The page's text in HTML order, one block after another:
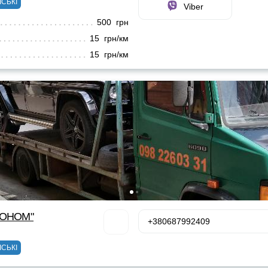
500 грн
15 грн/км
15 грн/км
Viber
+380687992409